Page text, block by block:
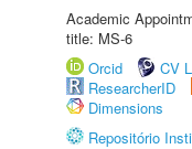
Academic
title: MS-6
Orcid
CV
ResearcherID
Dimensions
Repositório